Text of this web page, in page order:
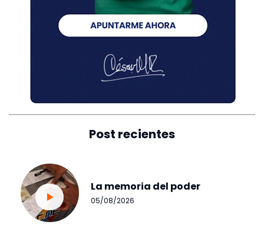
Post recientes
La memoria del poder
05/08/2026